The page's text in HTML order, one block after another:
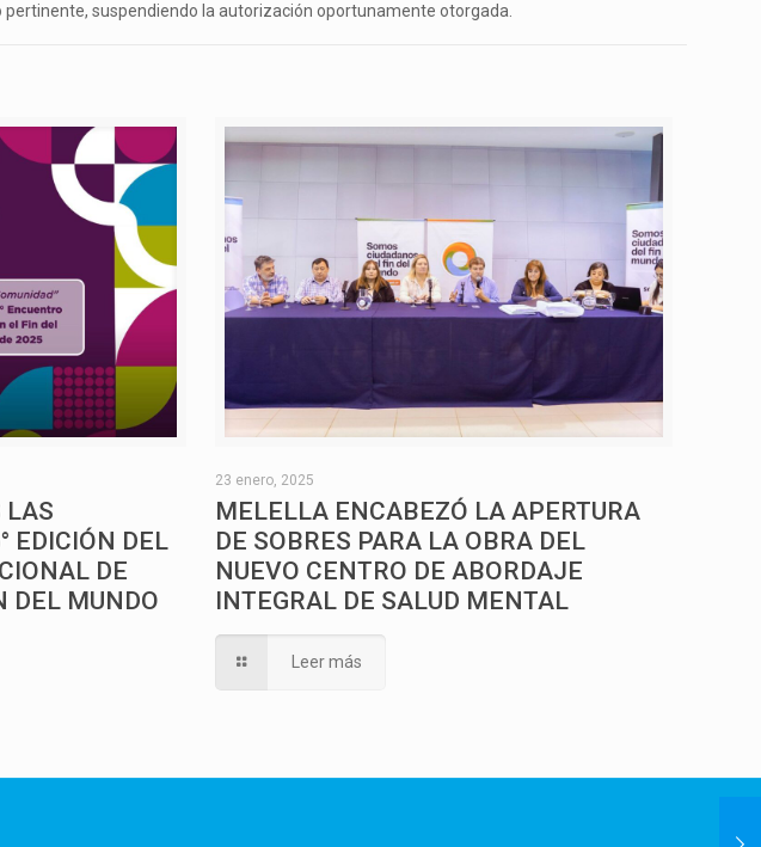
suspendiendo la autorización oportunamente otorgada.
LAS
EDICIÓN DEL
DE
DEL MUNDO
23 enero, 2025
MELELLA ENCABEZÓ LA APERTURA
DE SOBRES PARA LA OBRA DEL
NUEVO CENTRO DE ABORDAJE
INTEGRAL DE SALUD MENTAL
Leer más